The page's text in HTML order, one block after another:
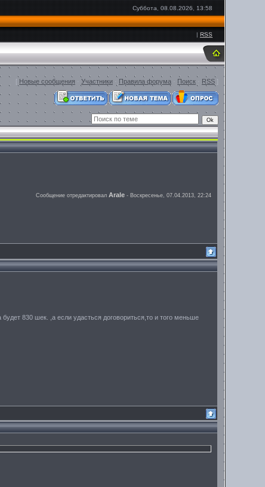
Суббота, 08.08.2026, 13:58
|RSS
[ Новые сообщения Участники Правила форума Поиск RSS ]
Сообщение отредактировал Arale - Воскресенье, 07.04.2013, 22:24
830 шек. ,а если удасться договориться,то и того меньше